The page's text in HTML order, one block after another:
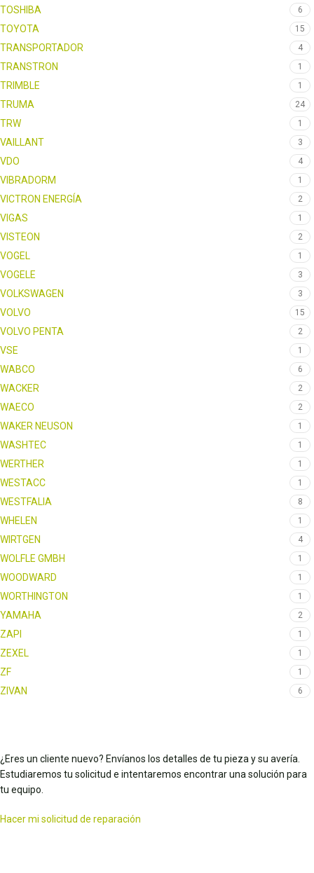
TOSHIBA 6
TOYOTA 15
TRANSPORTADOR 4
TRANSTRON 1
TRIMBLE 1
TRUMA 24
TRW 1
VAILLANT 3
VDO 4
VIBRADORM 1
VICTRON ENERGÍA 2
VIGAS 1
VISTEON 2
VOGEL 1
VOGELE 3
VOLKSWAGEN 3
VOLVO 15
VOLVO PENTA 2
VSE 1
WABCO 6
WACKER 2
WAECO 2
WAKER NEUSON 1
WASHTEC 1
WERTHER 1
WESTACC 1
WESTFALIA 8
WHELEN 1
WIRTGEN 4
WOLFLE GMBH 1
WOODWARD 1
WORTHINGTON 1
YAMAHA 2
ZAPI 1
ZEXEL 1
ZF 1
ZIVAN 6
¿Eres un cliente nuevo? Envíanos los detalles de tu pieza y su avería.
Estudiaremos tu solicitud e intentaremos encontrar una solución para
tu equipo.
Hacer mi solicitud de reparación